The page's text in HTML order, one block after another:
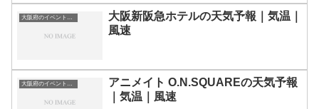
大阪府のイベント会場一覧
大阪新阪急ホテルの天気予報｜気温｜
風速
大阪府のイベント会場一覧
アニメイト O.N.SQUAREの天気予報
｜気温｜風速